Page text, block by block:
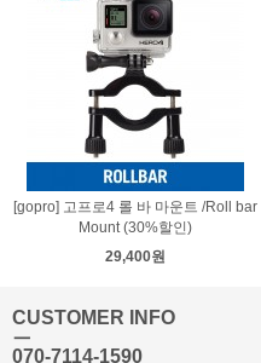
[gopro] 고프로4 롤 바 마운트 /Roll bar
Mount (30%할인)
29,400원
CUSTOMER INFO
ㅡ
070-7114-1590